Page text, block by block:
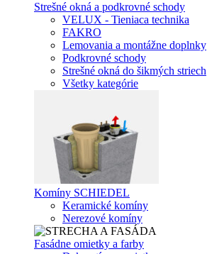
Strešné okná a podkrovné schody
VELUX - Tieniaca technika
FAKRO
Lemovania a montážne doplnky
Podkrovné schody
Strešné okná do šikmých striech
Všetky kategórie
Komíny SCHIEDEL
Keramické komíny
Nerezové komíny
Fasádne omietky a farby